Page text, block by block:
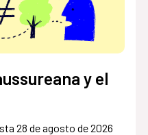
y el
28 de agosto de 2026